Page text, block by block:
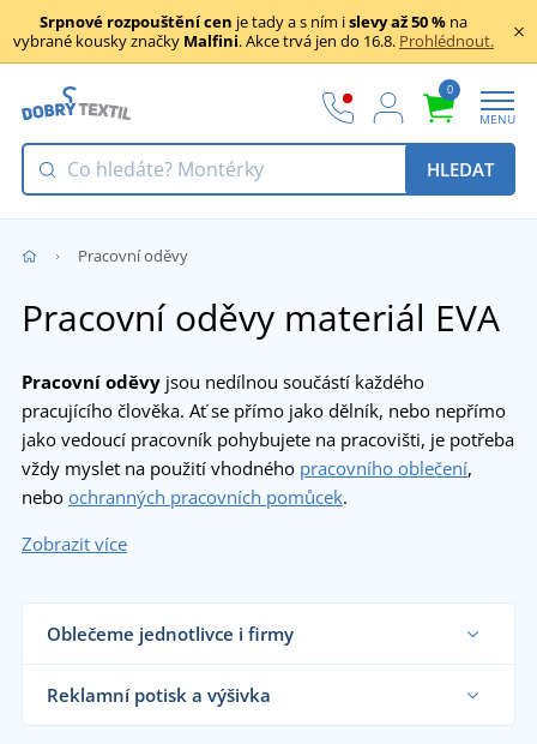
Srpnové rozpouštění cen je tady a s ním islevy až 50 % na
vybrané kousky značky Malfini. Akce trvá jen do 16.8. Prohlédnout.
0
MENU
HLEDAT
Pracovní oděvy
Pracovní oděvy materiál EVA
Pracovní oděvy jsou nedílnou součástí každého
pracujícího člověka. Ať se přímo jako dělník, nebo nepřímo
jako vedoucí pracovník pohybujete na pracovišti, je potřeba
vždy myslet na použití vhodného pracovního oblečení,
nebo ochranných pracovních pomůcek.
Zobrazit více
Oblečeme jednotlivce i firmy
Dodáváme pracovní oblečení řemeslníkům,
velkým výrobním firmám i koncovým zákazníkům
již od 1 kusu.
Chci vědět více
Reklamní potisk a výšivka